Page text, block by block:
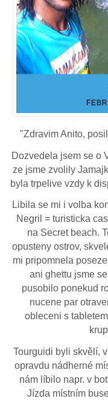
"Zdravim Anito,
Dozvedela jsem se o
ze jsme zvolily
byla trpelive vzdy k
Libila se mi i volba
Negril = turisticka
na Secret beach.
opusteny ostrov,
mi pripomnela
ani ghettu jsme
pusobilo ponekud
nucene par
obleceni s
Tourguidi byli skvělí,
opravdu nádherné
nám líbilo napr. v
Jízda místním